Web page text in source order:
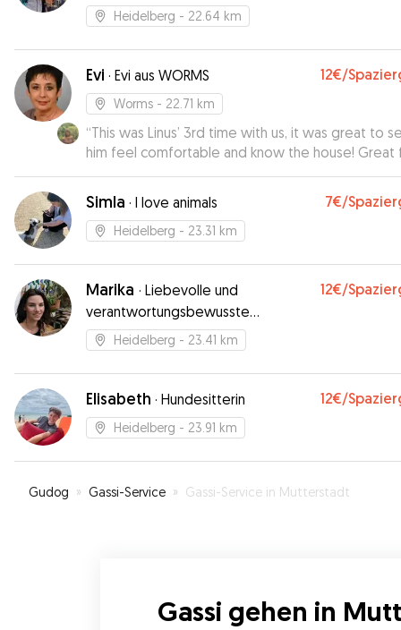
Heidelberg - 22.64 km
Evi · Evi aus WORMS 12€/
Worms - 22.71 km
“This was Linus’ 3rd time with us, it was great to
him feel comfortable and know the house! Great
Simla · I love animals 7€/
Heidelberg - 23.31 km
Marika · Liebevolle und
verantwortungsbewusste
Hundebetreuung
12€/
Heidelberg - 23.41 km
Elisabeth · Hundesitterin 12€/
Heidelberg - 23.91 km
Gudog » Gassi-Service » Gassi-Service in Mutterstadt
Gassi gehen in